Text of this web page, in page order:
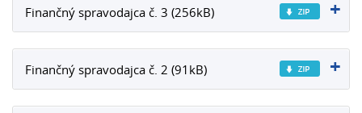
Finančný spravodajca č. 3 (256kB)
Finančný spravodajca č. 2 (91kB)